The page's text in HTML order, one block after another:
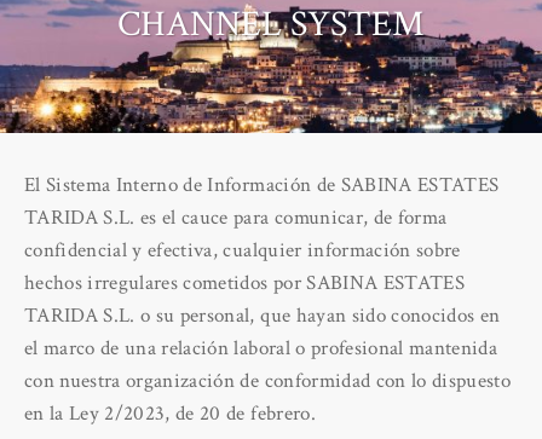
CHANNEL SYSTEM
El Sistema Interno de Información de SABINA ESTATES
TARIDA S.L. es el cauce para comunicar, de forma
confidencial y efectiva, cualquier información sobre
hechos irregulares cometidos por SABINA ESTATES
TARIDA S.L. o su personal, que hayan sido conocidos en
el marco de una relación laboral o profesional mantenida
con nuestra organización de conformidad con lo dispuesto
en la Ley 2/2023, de 20 de febrero.